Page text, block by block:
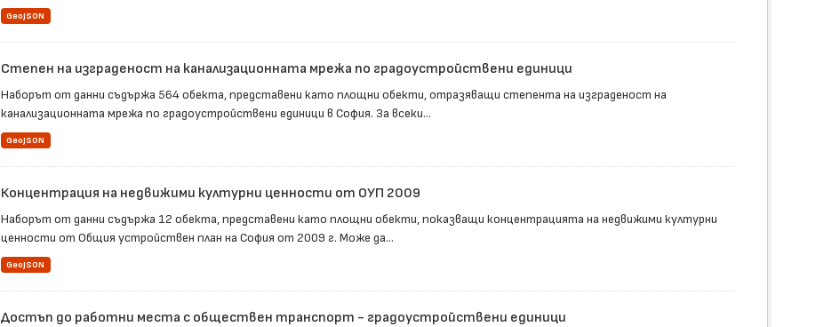
GeoJSON
Степен на изграденост на канализационната мрежа по градоустройствени единици
Наборът от данни съдържа 564 обекта, представени като площни обекти, отразяващи степента на изграденост на
канализационната мрежа по градоустройствени единици в София. За всеки...
GeoJSON
Концентрация на недвижими културни ценности от ОУП 2009
Наборът от данни съдържа 12 обекта, представени като площни обекти, показващи концентрацията на недвижими културни
ценности от Общия устройствен план на София от 2009 г. Може да...
GeoJSON
Достъп до работни места с обществен транспорт - градоустройствени единици